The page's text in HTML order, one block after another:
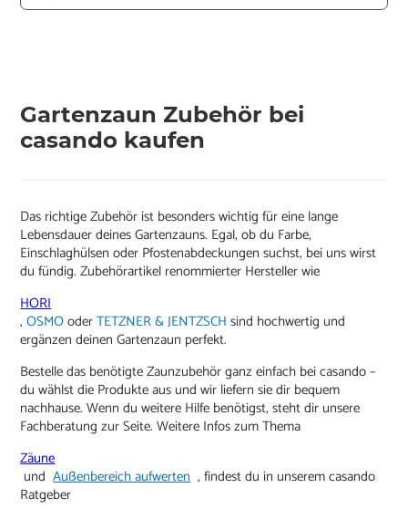
Gartenzaun Zubehör bei
casando kaufen
Das richtige Zubehör ist besonders wichtig für eine lange
Lebensdauer deines Gartenzauns. Egal, ob du Farbe,
Einschlaghülsen oder Pfostenabdeckungen suchst, bei uns wirst
du fündig. Zubehörartikel renommierter Hersteller wie
HORI
,OSMOoderTETZNER & JENTZSCH sind hochwertig und
ergänzen deinen Gartenzaun perfekt.
Bestelle das benötigte Zaunzubehör ganz einfach bei casando –
du wählst die Produkte aus und wir liefern sie dir bequem
nachhause. Wenn du weitere Hilfe benötigst, steht dir unsere
Fachberatung zur Seite. Weitere Infos zum Thema
Zäune
undAußenbereich aufwerten, findest du in unserem casando
Ratgeber